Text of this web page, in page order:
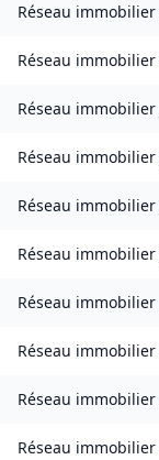
Réseau immobilier
Réseau immobilier
Réseau immobilier
Réseau immobilier
Réseau immobilier
Réseau immobilier
Réseau immobilier
Réseau immobilier
Réseau immobilier
Réseau immobilier